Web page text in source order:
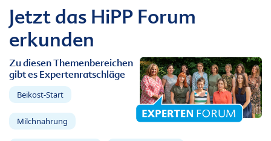
Jetzt das HiPP Forum
erkunden
Zu diesen Themenbereichen
gibt es Expertenratschläge
Beikost-Start
Milchnahrung